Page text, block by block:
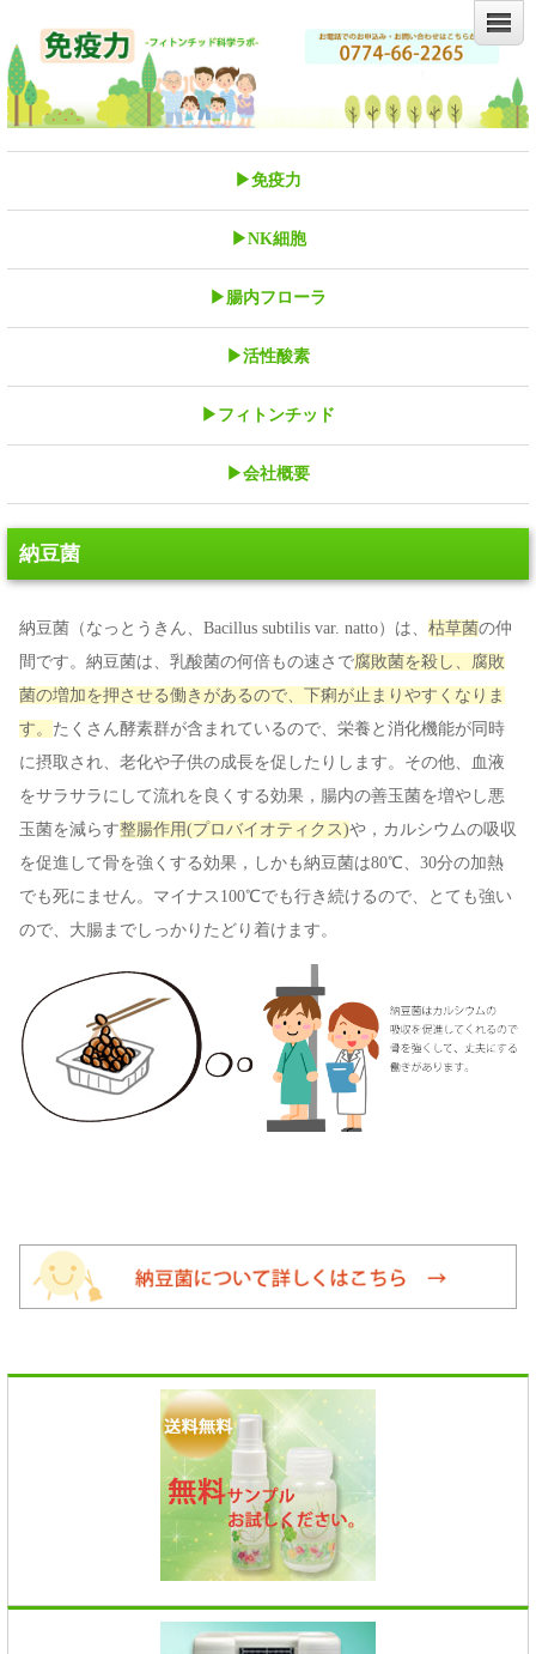
▶免疫力
▶NK細胞
▶腸内フローラ
▶活性酸素
▶フィトンチッド
▶会社概要
納豆菌
納豆菌（なっとうきん、Bacillus subtilis var. natto）は、 枯草菌の仲
間です。納豆菌は、乳酸菌の何倍もの速さで腐敗菌を殺し、腐敗
菌の増加を押させる働きがあるので、下痢が止まりやすくなりま
す。 たくさん酵素群が含まれているので、栄養と消化機能が同時
に摂取され、老化や子供の成長を促したりします。その他、血液
をサラサラにして流れを良くする効果，腸内の善玉菌を増やし悪
玉菌を減らす整腸作用(プロバイオティクス)や，カルシウムの吸収
を促進して骨を強くする効果，しかも納豆菌は80℃、30分の加熱
でも死にません。マイナス100℃でも行き続けるので、とても強い
ので、大腸までしっかりたどり着けます。